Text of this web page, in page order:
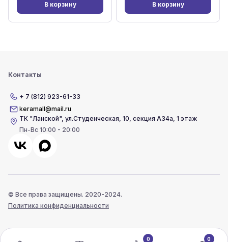
В корзину В корзину
Контакты
+ 7 (812) 923-61-33
keramall@mail.ru
ТК "Ланской",ул.Студенческая, 10, секция А34а, 1 этаж
Пн-Вс 10:00 - 20:00
© Все права защищены. 2020-2024.
Политика конфиденциальности
0 0